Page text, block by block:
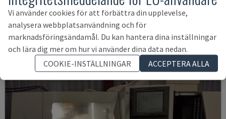
ITALIEN 2018
Vi använder cookies för att förbättra din upplevelse,
analysera webbplatsanvändning och för
marknadsföringsändamål. Du kan hantera dina inställningar
och lära dig mer om hur vi använder dina data nedan.
COOKIE-INSTÄLLNINGAR
ACCEPTERA ALLA